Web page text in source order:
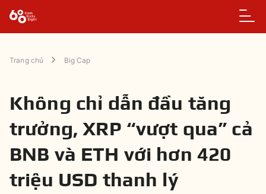
Trang chủ Big Cap
Không chỉ dẫn đầu tăng
trưởng, XRP “vượt qua” cả
BNB và ETH với hơn 420
triệu USD thanh lý